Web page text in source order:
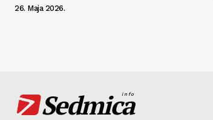
26. Maja 2026.
Sedmica
info